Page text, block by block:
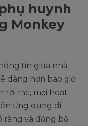
huynh
Monkey
tin giữa nhà
dàng hơn bao giờ
rời rạc, mọi hoạt
ứng dụng di
ràng và đồng bộ.